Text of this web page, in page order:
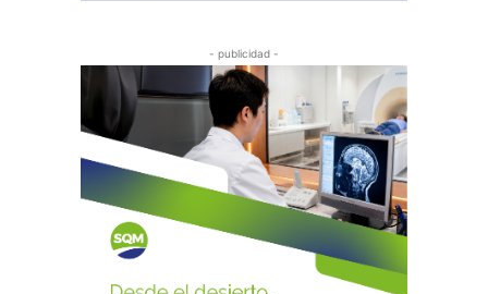
- publicidad -